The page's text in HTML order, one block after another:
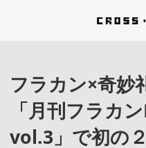
フラカン×奇妙
「月刊フラカ
vol.3」で初の